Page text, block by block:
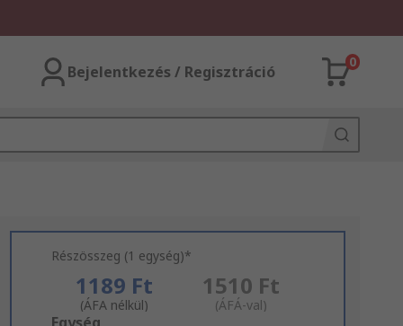
Bejelentkezés / Regisztráció
0
Részösszeg (1 egység)*
1189 Ft
(ÁFA nélkül)
1510 Ft
(ÁFÁ-val)